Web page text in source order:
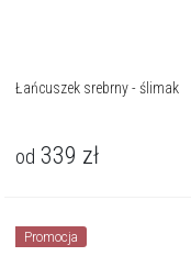
Łańcuszek srebrny - ślimak
od 339 zł
Promocja